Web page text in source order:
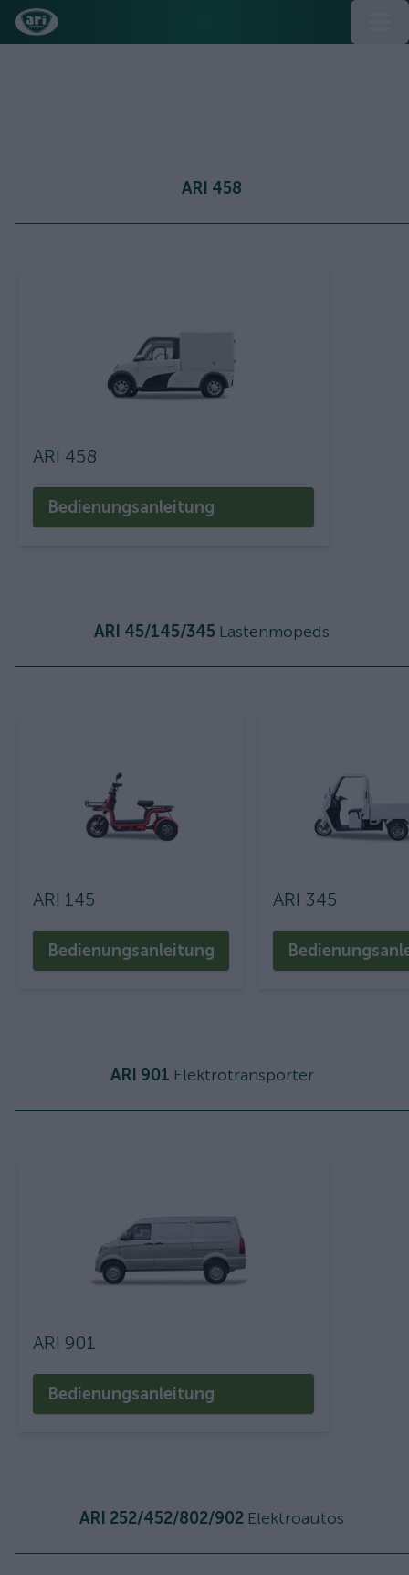
ARI 458
ARI 458
Bedienungsanleitung
ARI 45/145/345 Lastenmopeds
ARI 145
Bedienungsanleitung
ARI 345
ARI 901 Elektrotransporter
ARI 901
Bedienungsanleitung
ARI 252/452/802/902 Elektroautos